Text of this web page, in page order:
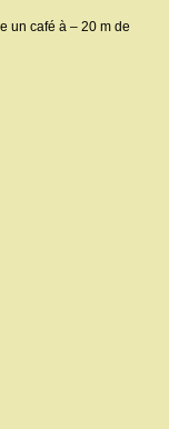
un café à – 20 m de